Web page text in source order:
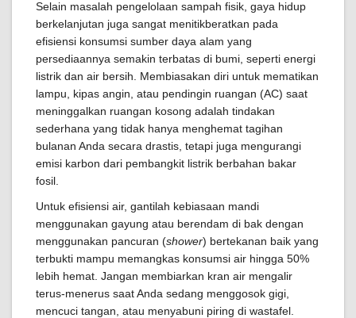
Selain masalah pengelolaan sampah fisik, gaya hidup
berkelanjutan juga sangat menitikberatkan pada
efisiensi konsumsi sumber daya alam yang
persediaannya semakin terbatas di bumi, seperti energi
listrik dan air bersih. Membiasakan diri untuk mematikan
lampu, kipas angin, atau pendingin ruangan (AC) saat
meninggalkan ruangan kosong adalah tindakan
sederhana yang tidak hanya menghemat tagihan
bulanan Anda secara drastis, tetapi juga mengurangi
emisi karbon dari pembangkit listrik berbahan bakar
fosil.
Untuk efisiensi air, gantilah kebiasaan mandi
menggunakan gayung atau berendam di bak dengan
menggunakan pancuran (shower) bertekanan baik yang
terbukti mampu memangkas konsumsi air hingga 50%
lebih hemat. Jangan membiarkan kran air mengalir
terus-menerus saat Anda sedang menggosok gigi,
mencuci tangan, atau menyabuni piring di wastafel.